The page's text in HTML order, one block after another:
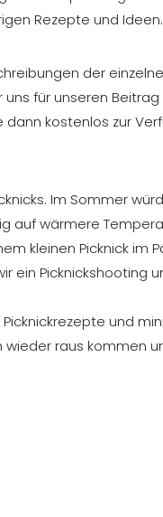
Rezepte und Ideen.
der
für unseren
kostenlos zur
Im Sommer
auf wärmere
kleinen Picknick im
ein Picknickshooting
und
raus kommen